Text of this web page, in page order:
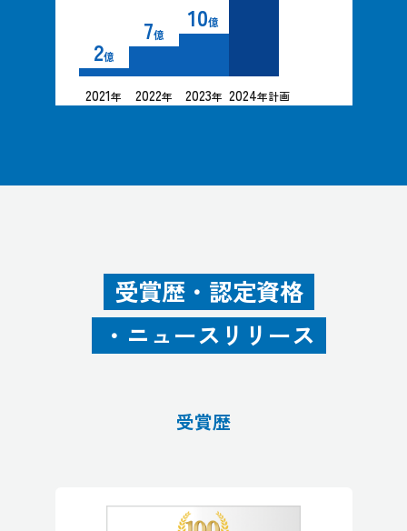
2億
7億
10億
2021年 2022年 2023年 2024年計画
受賞歴・認定資格
・ニュースリリース
受賞歴